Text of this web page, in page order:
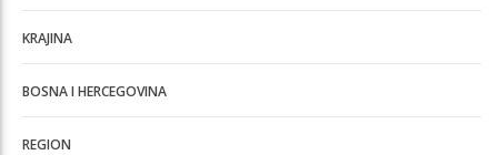
KRAJINA
BOSNA I HERCEGOVINA
REGION